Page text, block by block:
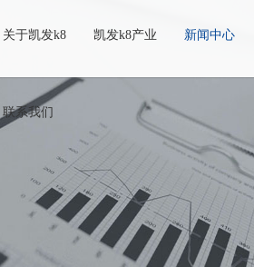
关于凯发k8 凯发k8产业 新闻中心
联系我们